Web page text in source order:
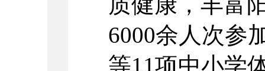
6000余人次参
等11项中小学